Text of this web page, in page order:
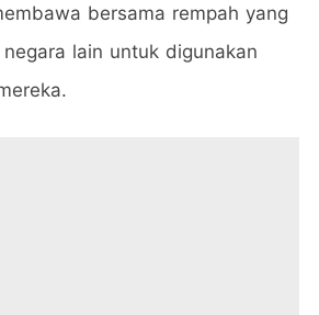
bersama rempah yang
lain untuk digunakan